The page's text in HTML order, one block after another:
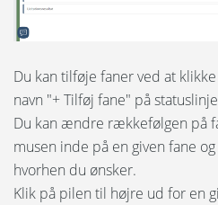
Kopier dokumenter
Afleveringskrav
Opret offentligt link
Du kan tilføje faner ved at
navn "+ Tilføj fane" på
Du kan ændre rækkefølgen på
musen inde på en given fane
hvorhen du ønsker.
Klik på pilen til højre ud for en